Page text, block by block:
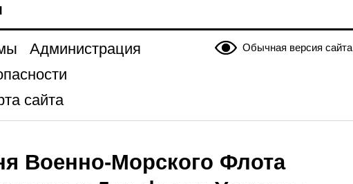
Обычная версия сайта
Администрация
сайта
Военно-Морского Флота